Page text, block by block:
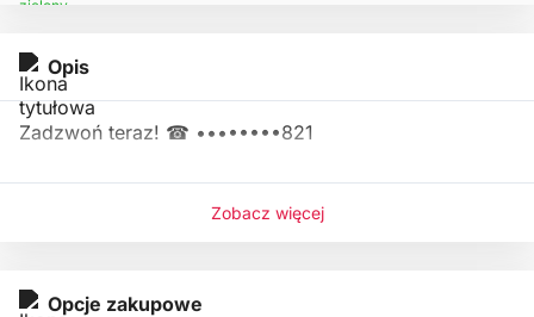
Opis
Zadzwoń teraz! ☎ ••••••••821
Zobacz więcej
Opcje zakupowe